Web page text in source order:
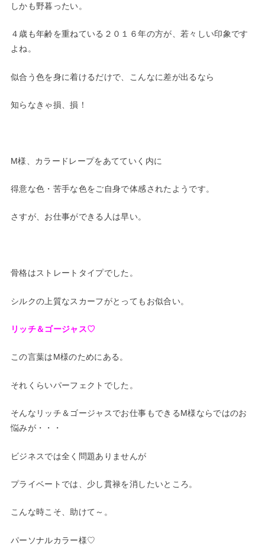
しかも野暮ったい。
４歳も年齢を重ねている２０１６年の方が、若々しい印象です
よね。
似合う色を身に着けるだけで、こんなに差が出るなら
知らなきゃ損、損！
M様、カラードレープをあてていく内に
得意な色・苦手な色をご自身で体感されたようです。
さすが、お仕事ができる人は早い。
骨格はストレートタイプでした。
シルクの上質なスカーフがとってもお似合い。
リッチ＆ゴージャス♡
この言葉はM様のためにある。
それくらいパーフェクトでした。
そんなリッチ＆ゴージャスでお仕事もできるM様ならではのお
悩みが・・・
ビジネスでは全く問題ありませんが
プライベートでは、少し貫禄を消したいところ。
こんな時こそ、助けて～。
パーソナルカラー様♡